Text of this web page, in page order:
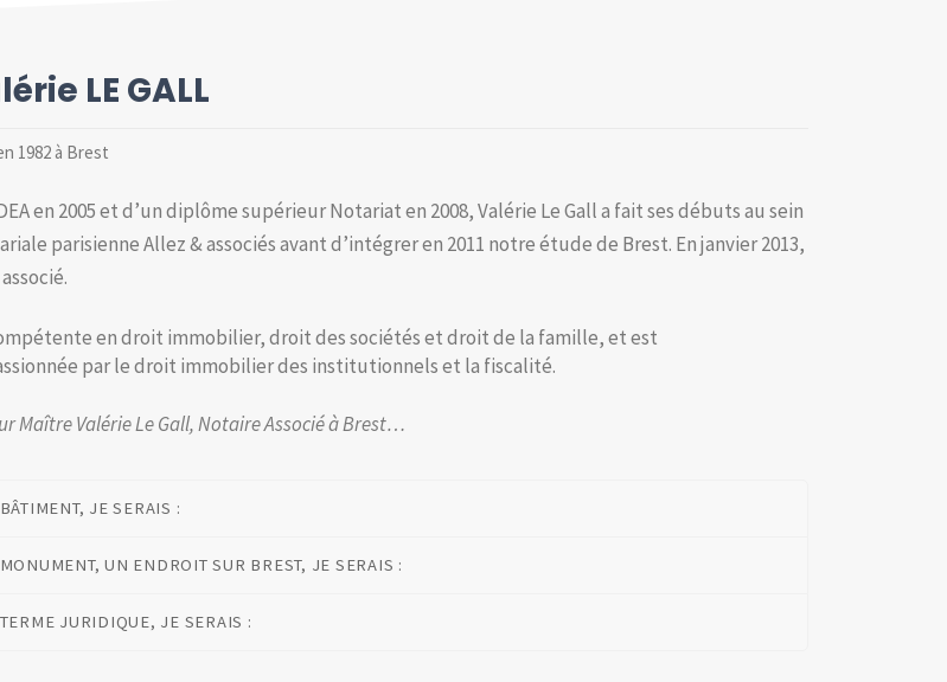
LE GALL
1982 à Brest
en 2005 et d’un diplôme supérieur Notariat en 2008, Valérie Le Gall a fait ses débuts au sein
parisienne Allez & associés avant d’intégrer en 2011 notre étude de Brest. En janvier 2013,
en droit immobilier, droit des sociétés et droit de la famille, et est
par le droit immobilier des institutionnels et la fiscalité.
Maître Valérie Le Gall, Notaire Associé à Brest…
JE SERAIS :
UN ENDROIT SUR BREST, JE SERAIS :
JURIDIQUE, JE SERAIS :